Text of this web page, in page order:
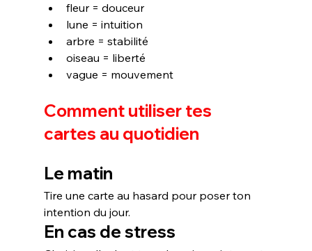
fleur = douceur
lune = intuition
arbre = stabilité
oiseau = liberté
vague = mouvement
Comment utiliser tes
cartes au quotidien
Le matin
Tire une carte au hasard pour poser ton
intention du jour.
En cas de stress